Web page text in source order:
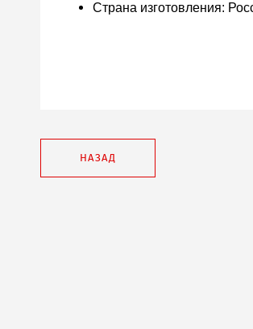
Страна изготовления:
НАЗАД